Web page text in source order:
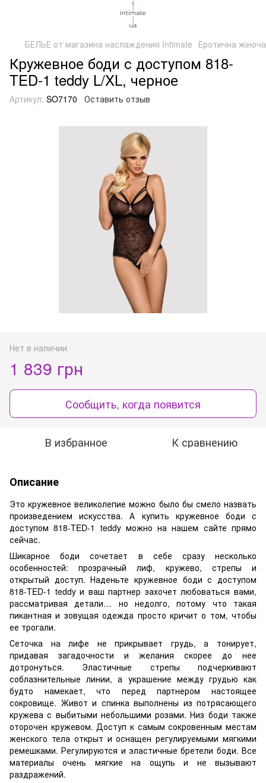
БЕЛЬЕ от магазина наслаждения Intimate Еротична
Кружевное боди с доступом 818-
TED-1 teddy L/XL, черное
Артикул: SO7170 Оставить отзыв
Нет в наличии
1 839 грн
Сообщить, когда появится
В избранное К сравнению
Описание
Это кружевное великолепие можно было бы смело назвать
произведением искусства. А купить кружевное боди с
доступом 818-TED-1 teddy можно на нашем сайте прямо
сейчас.
Шикарное боди сочетает в себе сразу несколько
особенностей: прозрачный лиф, кружево, стрепы и
открытый доступ. Наденьте кружевное боди с доступом
818-TED-1 teddy и ваш партнер захочет любоваться вами,
рассматривая детали… но недолго, потому что такая
пикантная и зовущая одежда просто кричит о том, чтобы
ее трогали.
Сеточка на лифе не прикрывает грудь, а тонирует,
придавая загадочности и желания скорее до нее
дотронуться. Эластичные стрепы подчеркивают
соблазнительные линии, а украшение между грудью как
будто намекает, что перед партнером настоящее
сокровище. Живот и спинка выполнены из потрясающего
кружева с выбитыми небольшими розами. Низ боди также
оторочен кружевом. Доступ к самым сокровенным местам
женского тела открыт и оснащен регулируемыми мягкими
ремешками. Регулируются и эластичные бретели боди. Все
материалы очень мягкие на ощупь и не вызывают
раздражений.